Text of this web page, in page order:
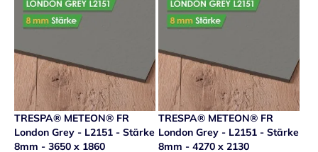
TRESPA® METEON® FR
London Grey - L2151 - Stärke
8mm - 3650 x 1860
TRESPA® METEON® FR
London Grey - L2151 - Stärke
8mm - 4270 x 2130